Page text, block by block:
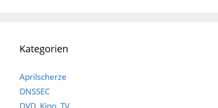
Kategorien
Aprilscherze
DNSSEC